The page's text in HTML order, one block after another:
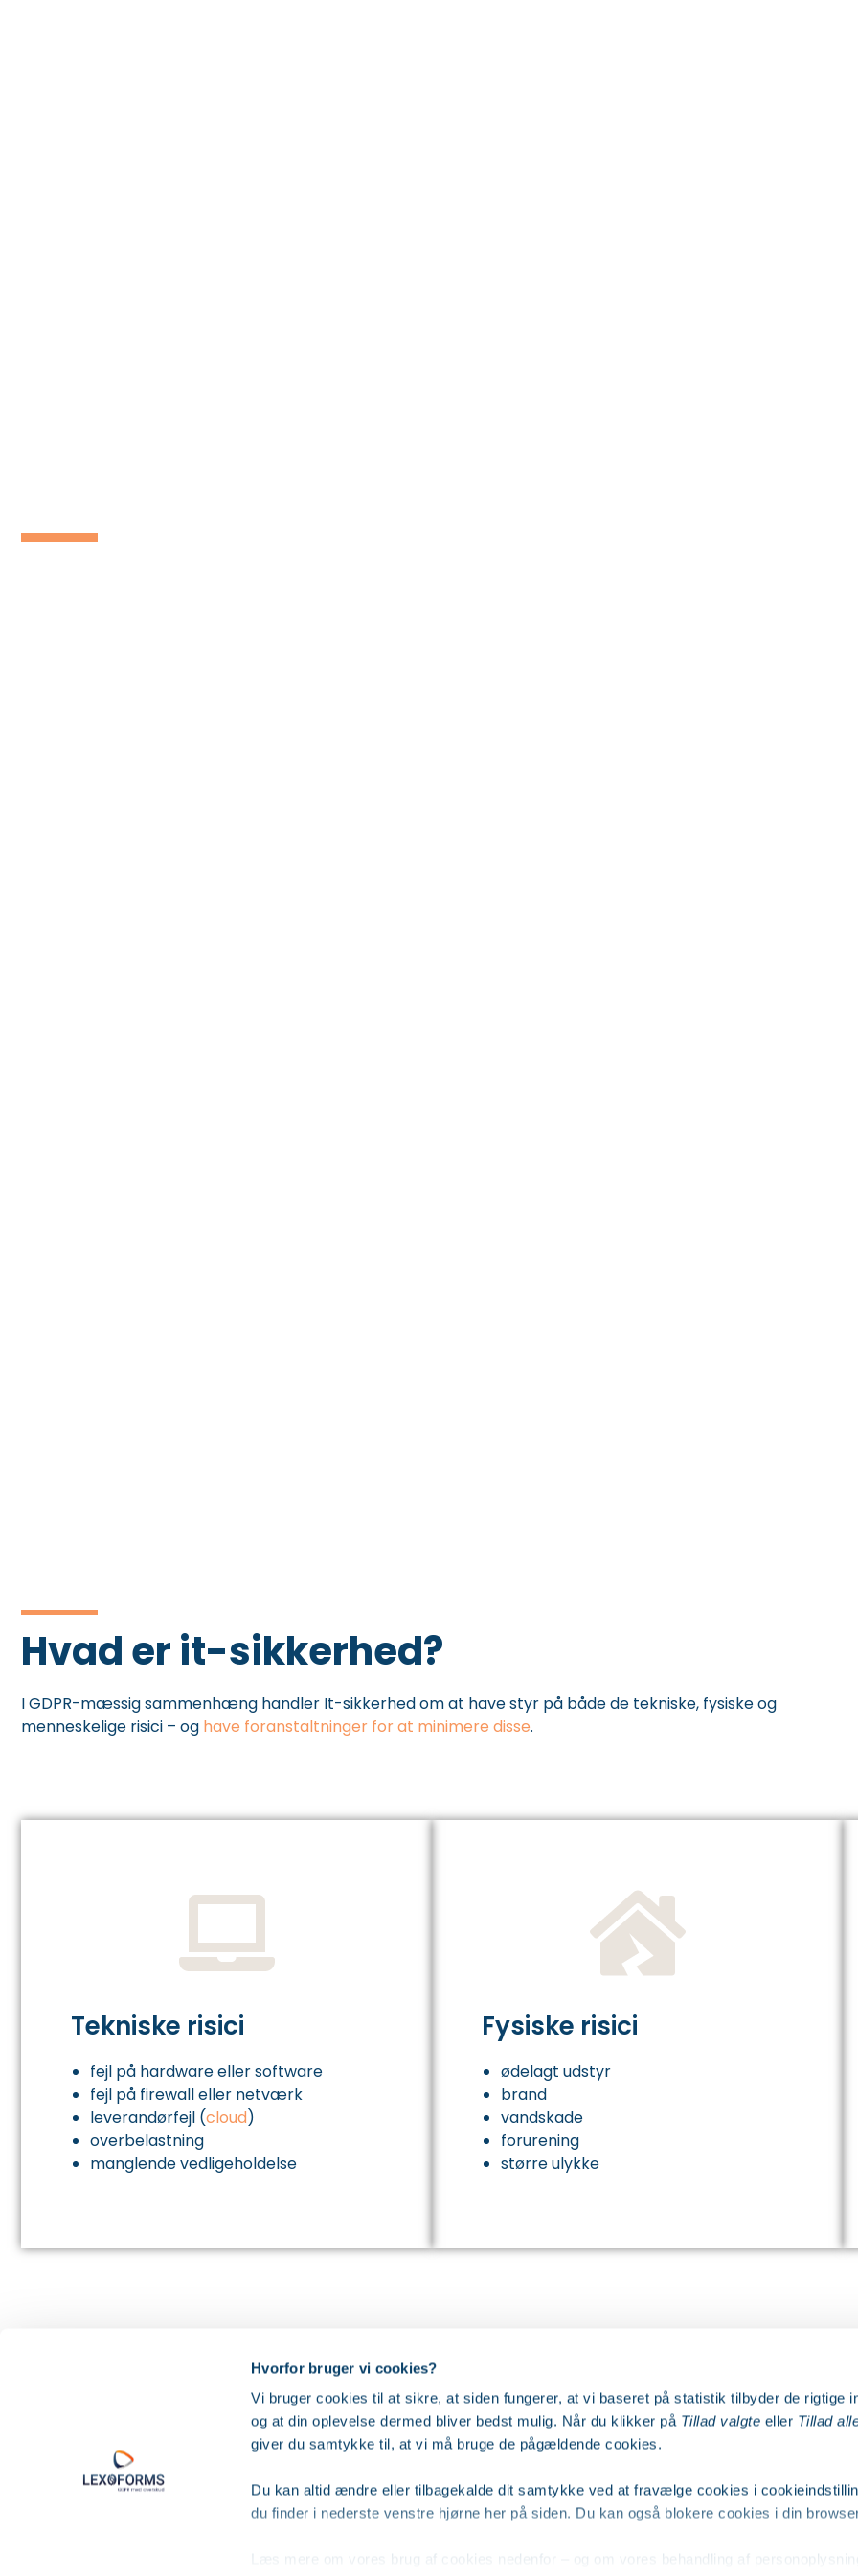
Hvorfor bruger vi cookies?
Vi bruger cookies til at sikre, at siden fungerer, at vi baseret på statistik tilbyder de rigtige
og at din oplevelse dermed bliver bedst mulig. Når du klikker på Tillad valgte eller Tillad
giver du samtykke til, at vi må bruge de pågældende cookies.
Du kan altid ændre eller tilbagekalde dit samtykke ved at fravælge cookies i
du finder i nederste venstre hjørne her på siden. Du kan også blokere cookies i din
Læs mere om vores brug af cookies nedenfor – og om vores behandling af
Hvad er it-sikkerhed?
I GDPR-mæssig sammenhæng handler It-sikkerhed om at have styr på både de tekniske, fysiske og
menneskelige risici – og have foranstaltninger for at minimere disse.
Tekniske risici
fejl på hardware eller software
fejl på firewall eller netværk
leverandørfejl (cloud)
overbelastning
manglende vedligeholdelse
Fysiske risici
ødelagt udstyr
brand
vandskade
forurening
større ulykke
"Jeg handler ikke et sted, hvis jeg har mistanke om, at it-
Danskernes oplevelse af internetsikkerhed
Wilke, august 2019